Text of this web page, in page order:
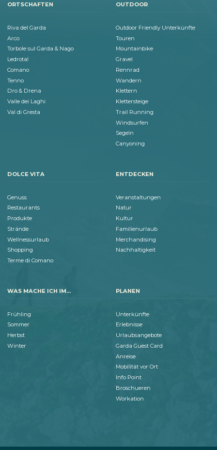
ORTSCHAFTEN
Riva del Garda
Arco
Torbole sul Garda & Nago
Ledrotal
Comano
Tenno
Dro & Drena
Valle dei Laghi
Val di Gresta
OUTDOOR
Outdoor Friendly Unterkünfte
Touren
Mountainbike
Gravel
Rennrad
Wandern
Klettern
Klettersteige
Trail Running
Windsurfen
Segeln
Canyoning
DOLCE VITA
Genuss
Restaurants
Produkte
Strände
Wellnessurlaub
Shopping
Terme di Comano
ENTDECKEN
Veranstaltungen
Natur
Kultur
Familienurlaub
Merchandising
Nachhaltigkeit
WAS MACHE ICH IM...
Frühling
Sommer
Herbst
Winter
PLANEN
Unterkünfte
Erlebnisse
Urlaubsangebote
Garda Guest Card
Anreise
Mobilität vor Ort
Info Point
Broschueren
Workation